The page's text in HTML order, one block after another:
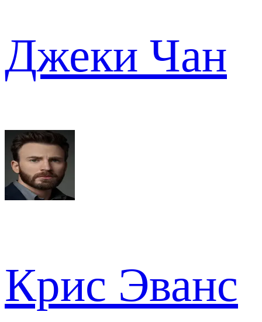
Джеки Чан
Крис Эванс